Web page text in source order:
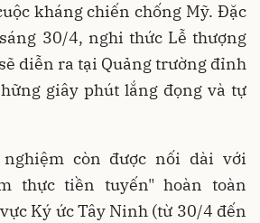
kháng chiến chống Mỹ. Đặc
30/4, nghi thức Lễ thượng
diễn ra tại Quảng trường đỉnh
giây phút lắng đọng và tự
còn được nối dài với
thực tiền tuyến" hoàn toàn
Ký ức Tây Ninh (từ 30/4 đến